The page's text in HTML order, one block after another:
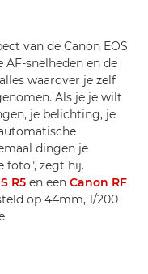
van de Canon EOS
snelheden en de
waarover je zelf
Als je je wilt
je belichting, je
dingen je
foto", zegt hij.
R5 en een Canon RF
op 44mm, 1/200